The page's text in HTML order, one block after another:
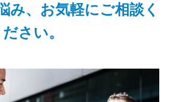
み、お気軽にご相談く
ださい。